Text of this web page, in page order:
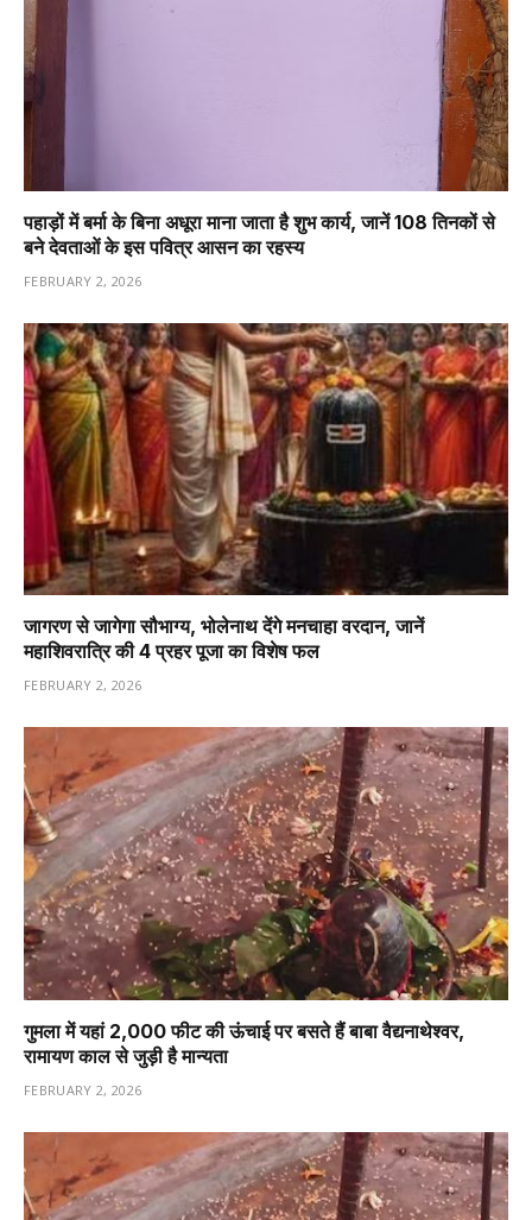
पहाड़ों में बर्मा के बिना अधूरा माना जाता है शुभ कार्य, जानें 108 तिनकों से
बने देवताओं के इस पवित्र आसन का रहस्य
FEBRUARY 2, 2026
जागरण से जागेगा सौभाग्य, भोलेनाथ देंगे मनचाहा वरदान, जानें
महाशिवरात्रि की 4 प्रहर पूजा का विशेष फल
FEBRUARY 2, 2026
गुमला में यहां 2,000 फीट की ऊंचाई पर बसते हैं बाबा वैद्यनाथेश्वर,
रामायण काल से जुड़ी है मान्यता
FEBRUARY 2, 2026